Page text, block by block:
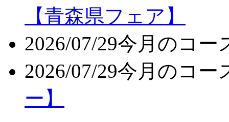
【青森県フェア】
2026/07/29今月のコー
2026/07/29今月のコー
ー】